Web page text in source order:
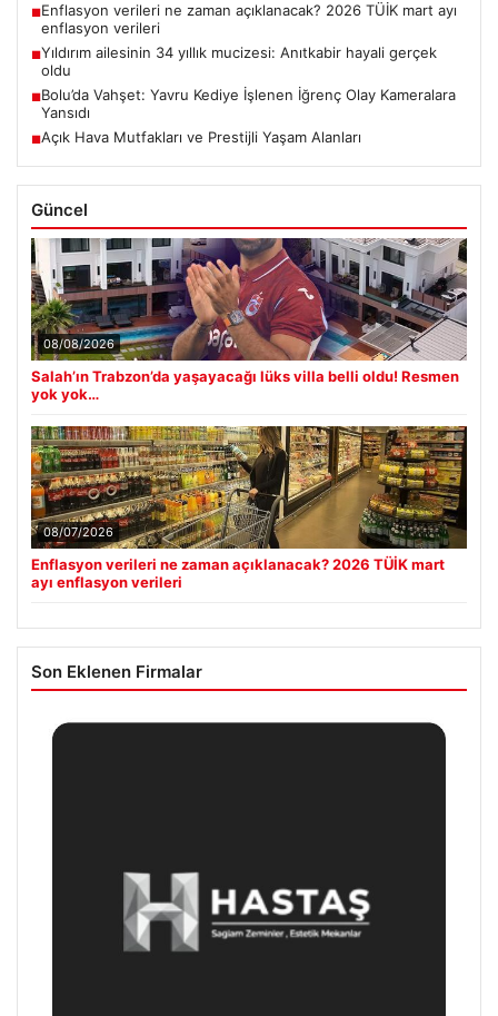
■Enflasyon verileri ne zaman açıklanacak? 2026 TÜİK mart ayı
enflasyon verileri
■Yıldırım ailesinin 34 yıllık mucizesi: Anıtkabir hayali gerçek
oldu
■Bolu’da Vahşet: Yavru Kediye İşlenen İğrenç Olay Kameralara
Yansıdı
■Açık Hava Mutfakları ve Prestijli Yaşam Alanları
Güncel
08/08/2026
Salah’ın Trabzon’da yaşayacağı lüks villa belli oldu! Resmen
yok yok…
08/07/2026
Enflasyon verileri ne zaman açıklanacak? 2026 TÜİK mart
ayı enflasyon verileri
Son Eklenen Firmalar